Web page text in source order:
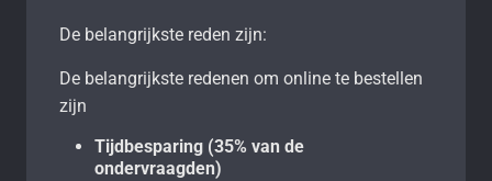
De belangrijkste reden zijn:
De belangrijkste redenen om online te bestellen
zijn
Tijdbesparing (35% van de
ondervraagden)